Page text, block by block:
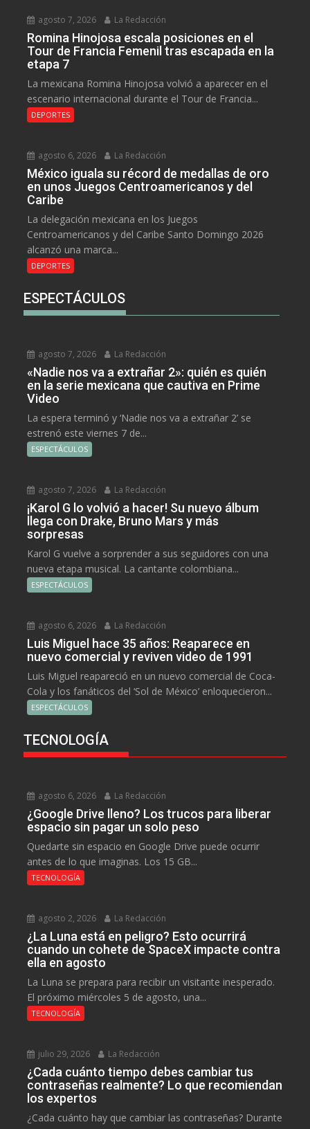
agosto 7, 2026 La Redacción
Romina Hinojosa escala posiciones en el
Tour de Francia Femenil tras escapada en la
etapa 7
La mexicana Romina Hinojosa volvió a aparecer en el
escenario internacional durante el Tour de Francia...
DEPORTES
agosto 6, 2026 La Redacción
México iguala su récord de medallas de oro
en unos Juegos Centroamericanos y del
Caribe
La delegación mexicana en los Juegos
Centroamericanos y del Caribe Santo Domingo 2026
alcanzó una marca...
DEPORTES
ESPECTÁCULOS
agosto 7, 2026 La Redacción
«Nadie nos va a extrañar 2»: quién es quién
en la serie mexicana que cautiva en Prime
Video
La espera terminó y ‘Nadie nos va a extrañar 2’ se
estrenó este viernes 7 de...
ESPECTÁCULOS
agosto 7, 2026 La Redacción
¡Karol G lo volvió a hacer! Su nuevo álbum
llega con Drake, Bruno Mars y más
sorpresas
Karol G vuelve a sorprender a sus seguidores con una
nueva etapa musical. La cantante colombiana...
ESPECTÁCULOS
agosto 6, 2026 La Redacción
Luis Miguel hace 35 años: Reaparece en
nuevo comercial y reviven video de 1991
Luis Miguel reapareció en un nuevo comercial de Coca-
Cola y los fanáticos del ‘Sol de México’ enloquecieron...
ESPECTÁCULOS
TECNOLOGÍA
agosto 6, 2026 La Redacción
¿Google Drive lleno? Los trucos para liberar
espacio sin pagar un solo peso
Quedarte sin espacio en Google Drive puede ocurrir
antes de lo que imaginas. Los 15 GB...
TECNOLOGÍA
agosto 2, 2026 La Redacción
¿La Luna está en peligro? Esto ocurrirá
cuando un cohete de SpaceX impacte contra
ella en agosto
La Luna se prepara para recibir un visitante inesperado.
El próximo miércoles 5 de agosto, una...
TECNOLOGÍA
julio 29, 2026 La Redacción
¿Cada cuánto tiempo debes cambiar tus
contraseñas realmente? Lo que recomiendan
los expertos
¿Cada cuánto hay que cambiar las contraseñas? Durante